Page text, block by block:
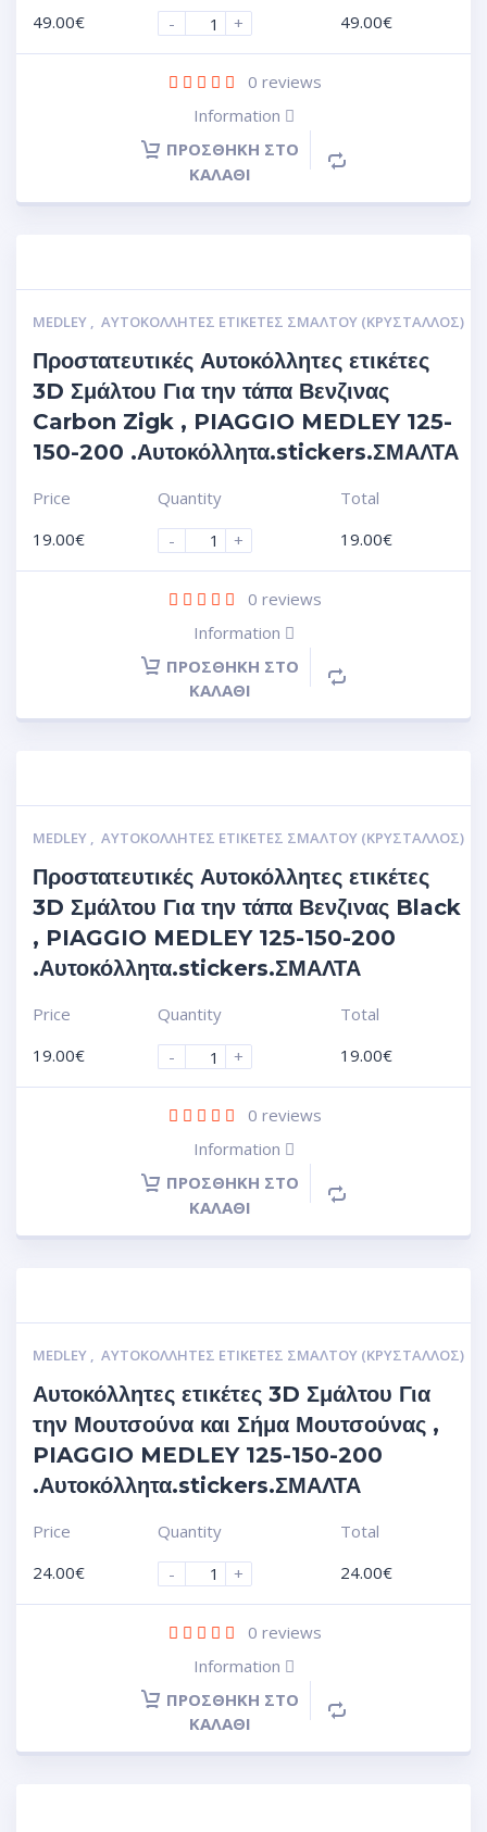
49.00€ - + 49.00€
0 reviews
Information
ΠΡΟΣΘΉΚΗ ΣΤΟ
ΚΑΛΆΘΙ
MEDLEY , ΑΥΤΟΚΌΛΛΗΤΕΣ ΕΤΙΚΈΤΕΣ ΣΜΆΛΤΟΥ (ΚΡΥΣΤΑΛΛΟΣ)
Προστατευτικές Αυτοκόλλητες ετικέτες
3D Σμάλτου Για την τάπα Βενζινας
Carbon Zigk , PIAGGIO MEDLEY 125-
150-200 .Αυτοκόλλητα.stickers.ΣΜΑΛΤΑ
Price
19.00€
Quantity
-
+
Total
19.00€
0 reviews
Information
ΠΡΟΣΘΉΚΗ ΣΤΟ
ΚΑΛΆΘΙ
MEDLEY , ΑΥΤΟΚΌΛΛΗΤΕΣ ΕΤΙΚΈΤΕΣ ΣΜΆΛΤΟΥ (ΚΡΥΣΤΑΛΛΟΣ)
Προστατευτικές Αυτοκόλλητες ετικέτες
3D Σμάλτου Για την τάπα Βενζινας Black
, PIAGGIO MEDLEY 125-150-200
.Αυτοκόλλητα.stickers.ΣΜΑΛΤΑ
Price
19.00€
Quantity
-
+
Total
19.00€
0 reviews
Information
ΠΡΟΣΘΉΚΗ ΣΤΟ
ΚΑΛΆΘΙ
MEDLEY , ΑΥΤΟΚΌΛΛΗΤΕΣ ΕΤΙΚΈΤΕΣ ΣΜΆΛΤΟΥ (ΚΡΥΣΤΑΛΛΟΣ)
Αυτοκόλλητες ετικέτες 3D Σμάλτου Για
την Μουτσούνα και Σήμα Μουτσούνας ,
PIAGGIO MEDLEY 125-150-200
.Αυτοκόλλητα.stickers.ΣΜΑΛΤΑ
Price
24.00€
Quantity
-
+
Total
24.00€
0 reviews
Information
ΠΡΟΣΘΉΚΗ ΣΤΟ
ΚΑΛΆΘΙ